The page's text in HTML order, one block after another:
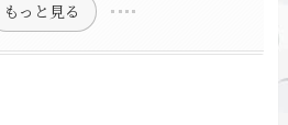
もっと見る